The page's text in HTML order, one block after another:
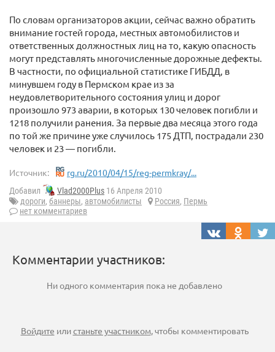
По словам организаторов акции, сейчас важно обратить
внимание гостей города, местных автомобилистов и
ответственных должностных лиц на то, какую опасность
могут представлять многочисленные дорожные дефекты.
В частности, по официальной статистике ГИБДД, в
минувшем году в Пермском крае из за
неудовлетворительного состояния улиц и дорог
произошло 973 аварии, в которых 130 человек погибли и
1218 получили ранения. За первые два месяца этого года
по той же причине уже случилось 175 ДТП, пострадали 230
человек и 23 — погибли.
Источник: rg.ru/2010/04/15/reg-permkray/...
Добавил Vlad2000Plus 16 Апреля 2010
дороги, баннеры, автомобилисты Россия, Пермь
нет комментариев
Комментарии участников:
Ни одного комментария пока не добавлено
Войдите илистаньте участником, чтобы комментировать